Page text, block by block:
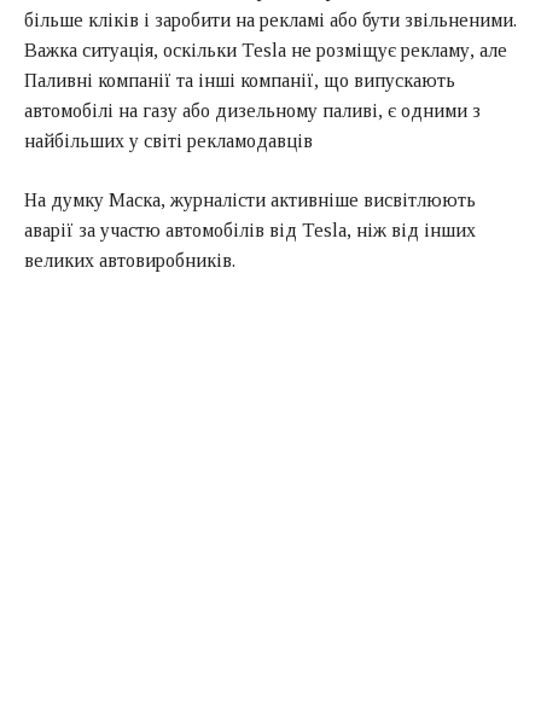
більше кліків і заробити на рекламі або бути звільненими.
Важка ситуація, оскільки Tesla не розміщує рекламу, але
Паливні компанії та інші компанії, що випускають
автомобілі на газу або дизельному паливі, є одними з
найбільших у світі рекламодавців
На думку Маска, журналісти активніше висвітлюють
аварії за участю автомобілів від Tesla, ніж від інших
великих автовиробників.